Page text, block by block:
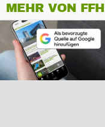
MEHR VON FFH